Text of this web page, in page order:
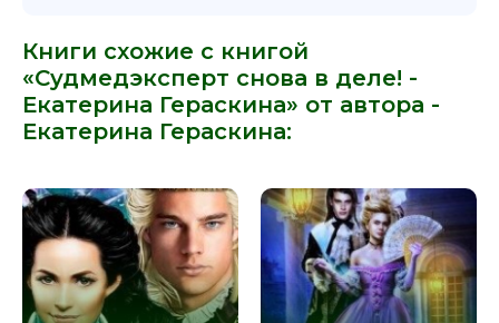
Книги схожие с книгой
«Судмедэксперт снова в деле! -
Екатерина Гераскина» от автора -
Екатерина Гераскина: